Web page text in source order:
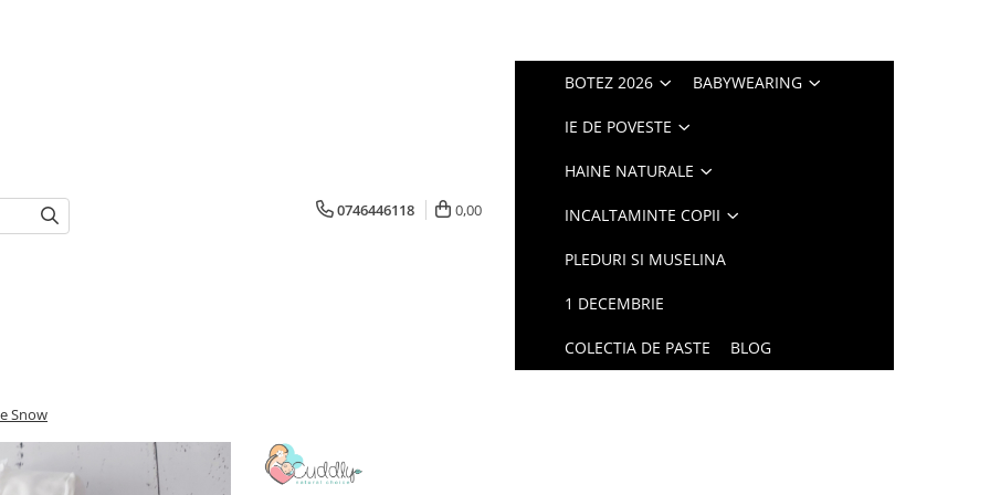
0746446118 0,00
BOTEZ 2026 BABYWEARING
IE DE POVESTE
HAINE NATURALE
INCALTAMINTE COPII
PLEDURI SI MUSELINA
1 DECEMBRIE
COLECTIA DE PASTE BLOG
Snow